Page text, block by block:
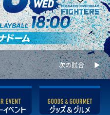
次の試合